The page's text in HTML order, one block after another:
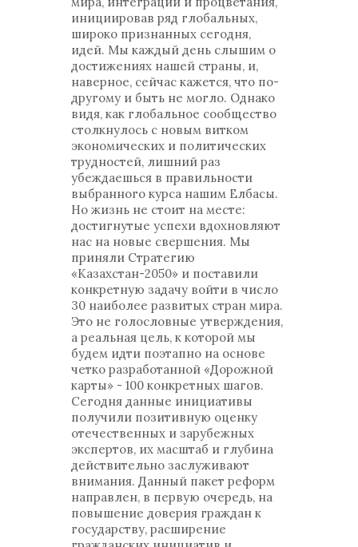
инициировав ряд глобальных,
широко признанных сегодня,
идей. Мы каждый день слышим о
достижениях нашей страны, и,
наверное, сейчас кажется, что по-
другому и быть не могло. Однако
видя, как глобальное сообщество
столкнулось с новым витком
экономических и политических
трудностей, лишний раз
убеждаешься в правильности
выбранного курса нашим Елбасы.
Но жизнь не стоит на месте:
достигнутые успехи вдохновляют
нас на новые свершения. Мы
приняли Стратегию
«Казахстан-2050» и поставили
конкретную задачу войти в число
30 наиболее развитых стран мира.
Это не голословные утверждения,
а реальная цель, к которой мы
будем идти поэтапно на основе
четко разработанной «Дорожной
карты» - 100 конкретных шагов.
Сегодня данные инициативы
получили позитивную оценку
отечественных и зарубежных
экспертов, их масштаб и глубина
действительно заслуживают
внимания. Данный пакет реформ
направлен, в первую очередь, на
повышение доверия граждан к
государству, расширение